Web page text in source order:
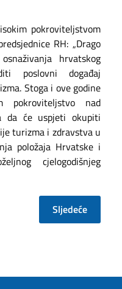
pokroviteljstvom
RH: „Drago
hrvatskog
poslovni događaj
Stoga i ove godine
pokroviteljstvo nad
da će uspjeti okupiti
turizma i zdravstva u
položaja Hrvatske i
cjelogodišnjeg
Sljedeće